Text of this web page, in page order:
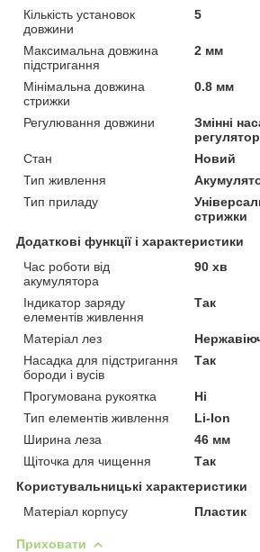
Кількість установок
довжини
5
Максимальна довжина
підстригання
2 мм
Мінімальна довжина
стрижки
0.8 мм
Регулювання довжини
Змінні
регулятор
Стан
Новий
Тип живлення
Тип приладу
стрижки
Додаткові функції і характеристики
Час роботи від
акумулятора
90 хв
Індикатор заряду
елементів живлення
Так
Матеріал лез
Насадка для підстригання
бороди і вусів
Так
Прогумована рукоятка
Ні
Тип елементів живлення
Li-Ion
Ширина леза
46 мм
Щіточка для чищення
Так
Користувальницькі характеристики
Матеріал корпусу
Пластик
Приховати